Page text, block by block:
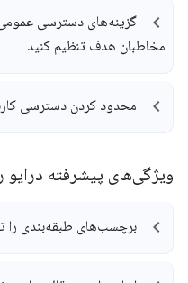
گزینه‌های دسترسی عمومی
مخاطبان هدف تنظیم کنید
محدود کردن دسترسی
ویژگی‌های پیشرفته درایو
برچسب‌های طبقه‌بندی را